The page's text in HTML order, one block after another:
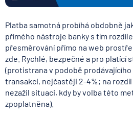
Platba samotná probíhá obdobně
přímého nástroje banky s tím
přesměrování přímo na web
zde. Rychlé, bezpečné a pro platící
(protistrana v podobě prodávajícího
transakci, nejčastěji 2-4%; na
nezažil situaci, kdy by volba této
zpoplatněna).